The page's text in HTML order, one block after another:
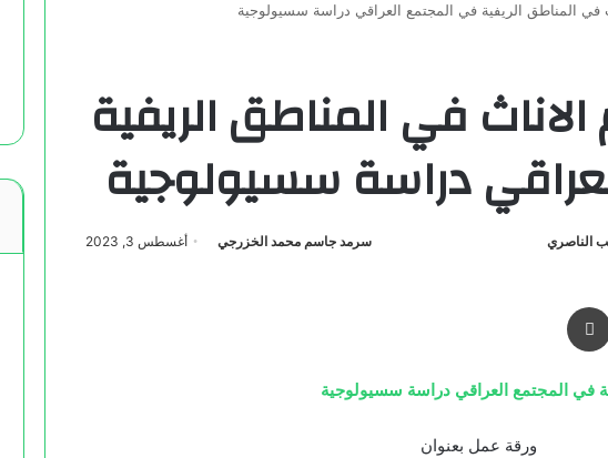
في المناطق الريفية في المجتمع العراقي دراسة سسيولوجية
في المناطق الريفية
دراسة سسيولوجية
الناصري سرمد جاسم محمد الخزرجي
أغسطس 3, 2023
في المجتمع العراقي دراسة سسيولوجية
ورقة عمل بعنوان